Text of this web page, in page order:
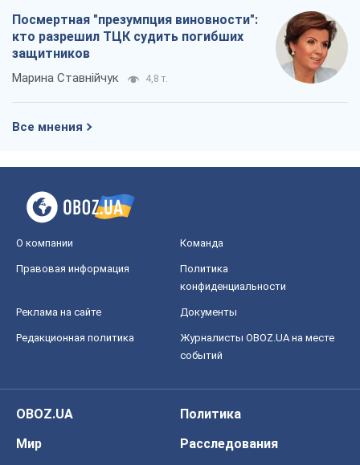
Посмертная "презумпция виновности":
кто разрешил ТЦК судить погибших
защитников
Марина Ставнійчук 4,8 т.
Все мнения
О компании Команда
Правовая информация
Политика
конфиденциальности
Реклама на сайте Документы
Редакционная политика
Журналисты OBOZ.UA на месте
событий
OBOZ.UA
Политика
Мир
Расследования